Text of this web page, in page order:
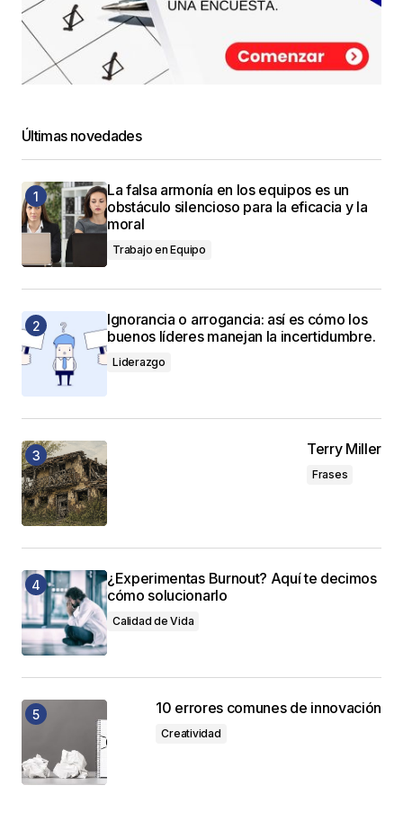
Últimas novedades
La falsa armonía en los equipos es un
obstáculo silencioso para la eficacia y la
moral
Trabajo en Equipo
Ignorancia o arrogancia: así es cómo los
buenos líderes manejan la incertidumbre.
Liderazgo
Terry Miller
Frases
¿Experimentas Burnout? Aquí te decimos
cómo solucionarlo
Calidad de Vida
10 errores comunes de innovación
Creatividad